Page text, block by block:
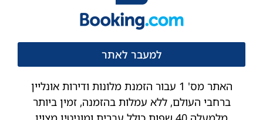
למעבר לאתר
האתר מס' 1 עבור הזמנת מלונות ודירות אונליין
ברחבי העולם, ללא עמלות בהזמנה, זמין ביותר